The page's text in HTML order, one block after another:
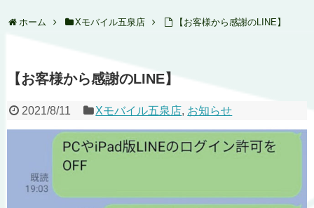
ホーム Xモバイル五泉店 【お客様から感謝のLINE】
【お客様から感謝のLINE】
2021/8/11 Xモバイル五泉店, お知らせ